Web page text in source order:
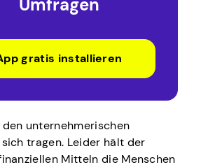
Umfragen
gratis installieren
unternehmerischen
sich tragen. Leider hält der
Mitteln die Menschen